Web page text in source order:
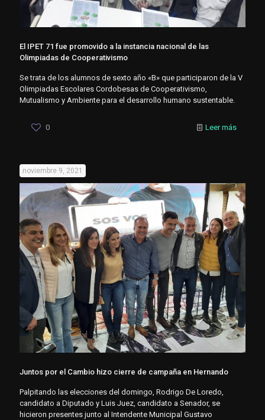
El IPET 71 fue promovido a la instancia nacional de las
Olimpiadas de Cooperativismo
Se trata de los alumnos de sexto año «B» que participaron de la V
Olimpiadas Escolares Cordobesas de Cooperativismo,
Mutualismo y Ambiente para el desarrollo humano sustentable.
0 Leer más
noviembre 9, 2021
Juntos por el Cambio hizo cierre de campaña en Hernando
Palpitando las elecciones del domingo, Rodrigo De Loredo,
candidato a Diputado y Luis Juez, candidato a Senador, se
hicieron presentes junto al Intendente Municipal Gustavo